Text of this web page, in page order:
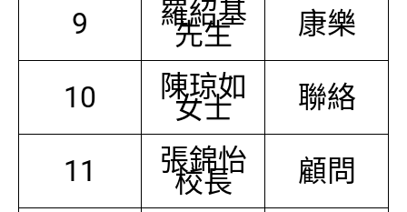
9 羅紹基
先生 康樂
10 陳琼如
女士 聯絡
11 張錦怡
校長 顧問